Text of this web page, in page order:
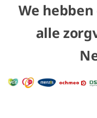
We
alle